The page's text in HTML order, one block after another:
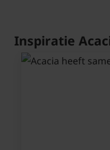
Inspiratie